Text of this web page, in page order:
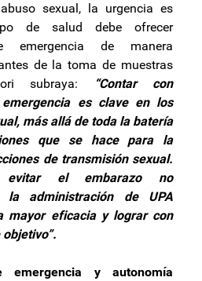
sexual, la urgencia es
de salud debe ofrecer
emergencia de manera
de la toma de muestras
subraya:
“Contar con
es clave en los
más allá de toda la batería
que se hace para la
de transmisión sexual.
evitar el embarazo no
la administración de UPA
mayor eficacia y lograr con
emergencia y autonomía